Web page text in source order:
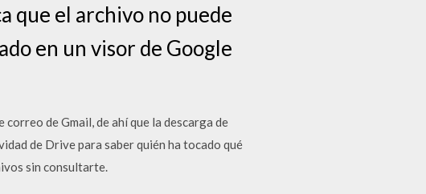
que el archivo no puede
en un visor de Google
de Gmail, de ahí que la descarga de
de Drive para saber quién ha tocado qué
sin consultarte.